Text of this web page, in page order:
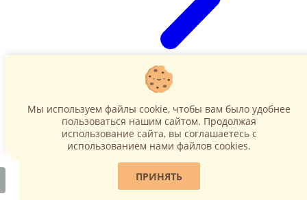
Наружные блоки
Мы используем файлы cookie, чтобы вам было удобнее
пользоваться нашим сайтом. Продолжая
использование сайта, вы соглашаетесь c
использованием нами файлов cookies.
ПРИНЯТЬ